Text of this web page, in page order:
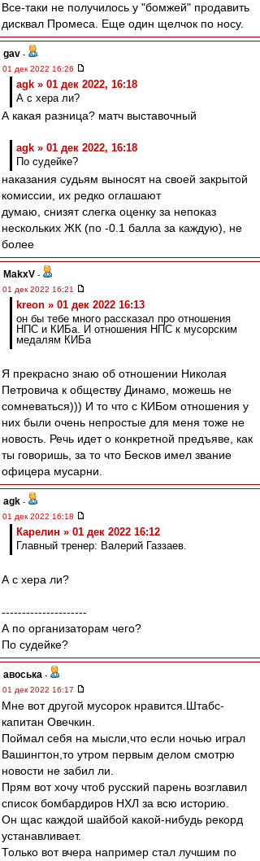
Все-таки не получилось у "бомжей" продавить
дисквал Промеса. Еще один щелчок по носу.
gav -
01 дек 2022 16:26
agk » 01 дек 2022, 16:18
А с хера ли?
А какая разница? матч выставочный
agk » 01 дек 2022, 16:18
По судейке?
наказания судьям выносят на своей закрытой
комиссии, их редко оглашают
думаю, снизят слегка оценку за непоказ
нескольких ЖК (по -0.1 балла за каждую), не
более
MakxV -
01 дек 2022 16:21
kreon » 01 дек 2022 16:13
он бы тебе много рассказал про отношения
НПС и КИБа. И отношения НПС к мусорским
медалям КИБа
Я прекрасно знаю об отношении Николая
Петровича к обществу Динамо, можешь не
сомневаться))) И то что с КИБом отношения у
них были очень непростые для меня тоже не
новость. Речь идет о конкретной предъяве, как
ты говоришь, за то что Бесков имел звание
офицера мусарни.
agk -
01 дек 2022 16:18
Карелин » 01 дек 2022 16:12
Главный тренер: Валерий Газзаев.
А с хера ли?
---------------------
А по организаторам чего?
По судейке?
авоська -
01 дек 2022 16:17
Мне вот другой мусорок нравится.Штабс-
капитан Овечкин.
Поймал себя на мысли,что если ночью играл
Вашингтон,то утром первым делом смотрю
новости не забил ли.
Прям вот хочу чтоб русский парень возглавил
список бомбардиров НХЛ за всю историю.
Он щас каждой шайбой какой-нибудь рекорд
устанавливает.
Только вот вчера например стал лучшим по